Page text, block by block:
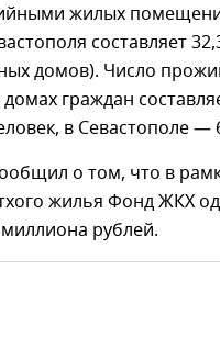
жилых
составляет
домов). Число
граждан
в Севастополе —
о том, что в
жилья Фонд ЖКХ
миллиона рублей.